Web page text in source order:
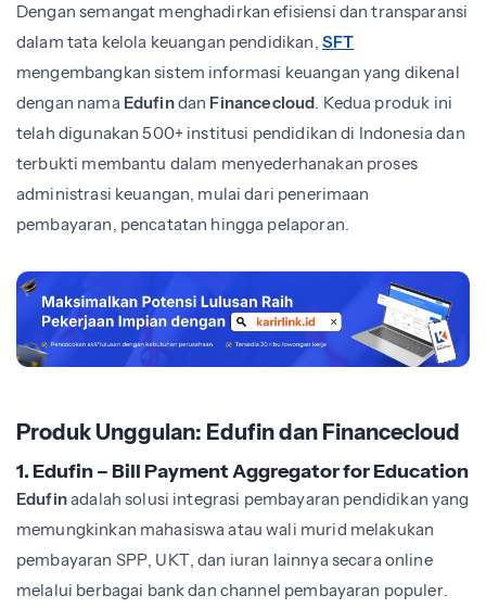
Dengan semangat menghadirkan efisiensi dan transparansi
dalam tata kelola keuangan pendidikan, SFT
mengembangkan sistem informasi keuangan yang dikenal
dengan nama Edufindan Financecloud. Kedua produk ini
telah digunakan 500+ institusi pendidikan di Indonesia dan
terbukti membantu dalam menyederhanakan proses
administrasi keuangan, mulai dari penerimaan
pembayaran, pencatatan hingga pelaporan.
Produk Unggulan: Edufin dan Financecloud
1. Edufin – Bill Payment Aggregator for Education
Edufinadalah solusi integrasi pembayaran pendidikan yang
memungkinkan mahasiswa atau wali murid melakukan
pembayaran SPP, UKT, dan iuran lainnya secara online
melalui berbagai bank dan channel pembayaran populer.